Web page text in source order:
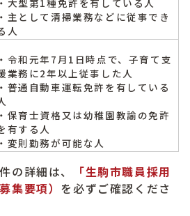
・大型第1種免許を有している人
・主として清掃業務などに従事でき
人
・令和元年7月1日時点で、子育て支
業務に2年以上従事した人
・普通自動車運転免許を有している
・保育士資格又は幼稚園教諭の免許
有する人
・変則勤務が可能な人
の詳細は、
「生駒市職員採用
集要項） を必ずご確認くださ